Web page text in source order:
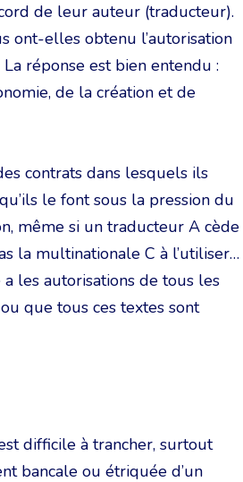
de leur auteur (traducteur).
ont-elles obtenu l’autorisation
réponse est bien entendu :
de la création et de
contrats dans lesquels ils
le font sous la pression du
même si un traducteur A cède
la multinationale C à l’utiliser…
les autorisations de tous les
que tous ces textes sont
difficile à trancher, surtout
bancale ou étriquée d’un